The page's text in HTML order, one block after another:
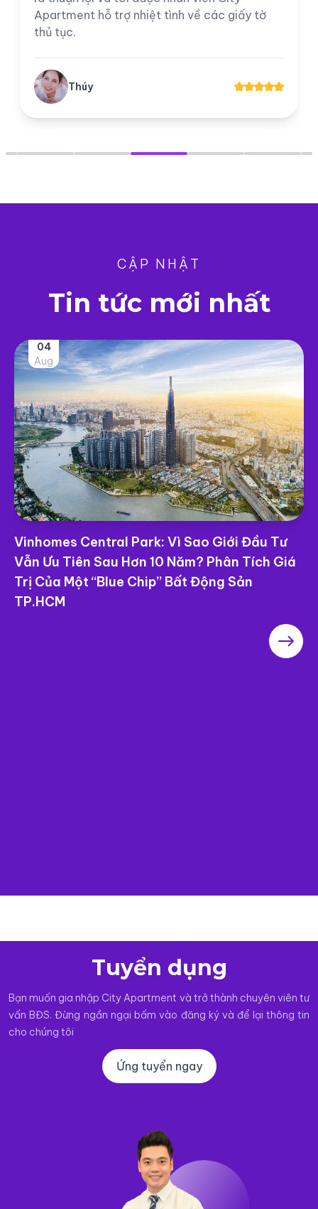
Apartment hỗ trợ nhiệt tình về các giấy tờ
thủ tục.
Thúy
CẬP NHẬT
Tin tức mới nhất
04
Aug
Vinhomes Central Park: Vì Sao Giới Đầu Tư
Vẫn Ưu Tiên Sau Hơn 10 Năm? Phân Tích Giá
Trị Của Một “Blue Chip” Bất Động Sản
TP.HCM
Tuyển dụng
Bạn muốn gia nhập City Apartment và trở thành chuyên viên tư
vấn BĐS. Đừng ngần ngại bấm vào đăng ký và để lại thông tin
cho chúng tôi
Ứng tuyển ngay